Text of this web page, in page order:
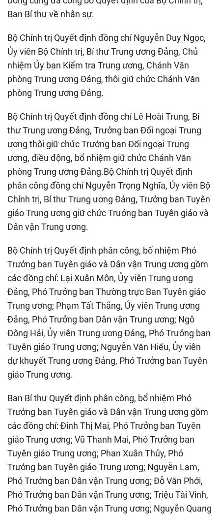
Ban Bí thư về nhân sự.
Bộ Chính trị Quyết định đồng chí Nguyễn Duy Ngọc,
Ủy viên Bộ Chính trị, Bí thư Trung ương Đảng, Chủ
nhiệm Ủy ban Kiểm tra Trung ương, Chánh Văn
phòng Trung ương Đảng, thôi giữ chức Chánh Văn
phòng Trung ương Đảng.
Bộ Chính trị Quyết định đồng chí Lê Hoài Trung, Bí
thư Trung ương Đảng, Trưởng ban Đối ngoại Trung
ương thôi giữ chức Trưởng ban Đối ngoại Trung
ương, điều động, bổ nhiệm giữ chức Chánh Văn
phòng Trung ương Đảng.Bộ Chính trị Quyết định
phân công đồng chí Nguyễn Trọng Nghĩa, Ủy viên Bộ
Chính trị, Bí thư Trung ương Đảng, Trưởng ban Tuyên
giáo Trung ương giữ chức Trưởng ban Tuyên giáo và
Dân vận Trung ương.
Bộ Chính trị Quyết định phân công, bổ nhiệm Phó
Trưởng ban Tuyên giáo và Dân vận Trung ương gồm
các đồng chí: Lại Xuân Môn, Ủy viên Trung ương
Đảng, Phó Trưởng ban Thường trực Ban Tuyên giáo
Trung ương; Phạm Tất Thắng, Ủy viên Trung ương
Đảng, Phó Trưởng ban Dân vận Trung ương; Ngô
Đông Hải, Ủy viên Trung ương Đảng, Phó Trưởng ban
Tuyên giáo Trung ương; Nguyễn Văn Hiếu, Ủy viên
dự khuyết Trung ương Đảng, Phó Trưởng ban Tuyên
giáo Trung ương.
Ban Bí thư Quyết định phân công, bổ nhiệm Phó
Trưởng ban Tuyên giáo và Dân vận Trung ương gồm
các đồng chí: Đinh Thị Mai, Phó Trưởng ban Tuyên
giáo Trung ương; Vũ Thanh Mai, Phó Trưởng ban
Tuyên giáo Trung ương; Phan Xuân Thủy, Phó
Trưởng ban Tuyên giáo Trung ương; Nguyễn Lam,
Phó Trưởng ban Dân vận Trung ương; Đỗ Văn Phới,
Phó Trưởng ban Dân vận Trung ương; Triệu Tài Vinh,
Phó Trưởng ban Dân vận Trung ương; Nguyễn Quang